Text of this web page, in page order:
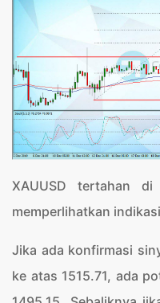
XAUUSD tertahan
memperlihatkan
Jika ada konfirmasi
ke atas 1515.71, ada